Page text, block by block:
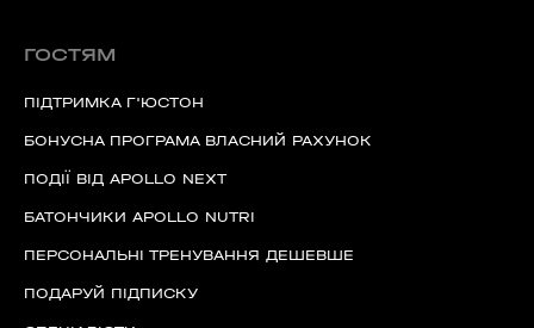
ГОСТЯМ
ПІДТРИМКА Г'ЮСТОН
БОНУСНА ПРОГРАМА ВЛАСНИЙ РАХУНОК
ПОДІЇ ВІД APOLLO NEXT
БАТОНЧИКИ APOLLO NUTRI
ПЕРСОНАЛЬНІ ТРЕНУВАННЯ ДЕШЕВШЕ
ПОДАРУЙ ПІДПИСКУ